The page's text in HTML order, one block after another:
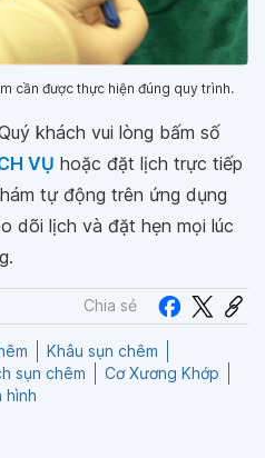
cần được thực hiện đúng quy trình.
khách vui lòng bấm số
VỤ hoặc đặt lịch trực tiếp
tự động trên ứng dụng
dõi lịch và đặt hẹn mọi lúc
Chia sẻ
Khâu sụn chêm
sụn chêm
Cơ Xương Khớp
hình